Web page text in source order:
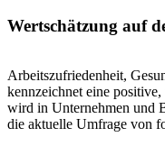
Wertschätzung auf
Arbeitszufriedenheit,
kennzeichnet eine
wird in Unternehmen und
die aktuelle Umfrage von